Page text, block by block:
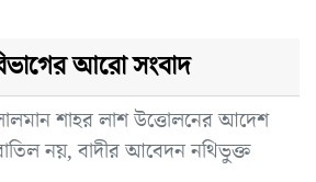
আরো সংবাদ
শাহর লাশ উত্তোলনের আদেশ
নয়, বাদীর আবেদন নথিভুক্ত